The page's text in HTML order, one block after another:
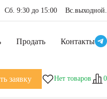
Сб. 9:30 до 15:00 Вс.выходной.
Продать Контакты
заявку Нет товаров 0